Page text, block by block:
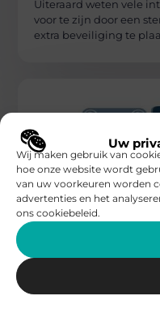
Uw
Wij maken gebruik van
hoe onze website wordt
van uw voorkeuren worden
advertenties en het
ons cookiebeleid.
Uiteraard weten vele
voor te zijn door een
extra beveiliging te
BBC Kaprijke
Alles wat je moet
Nederland streeft
behalen zal er steeds